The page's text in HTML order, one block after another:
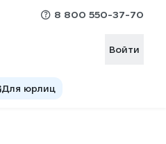
8 800 550-37-70
Войти
Для юрлиц